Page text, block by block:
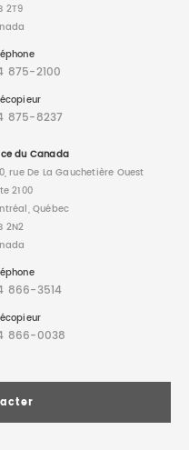
2T9
875-2100
875-8237
du Canada
rue De La Gauchetière Ouest
2100
Québec
2N2
866-3514
866-0038